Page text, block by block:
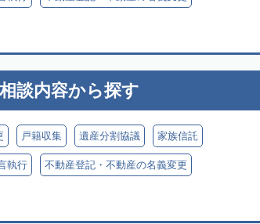
談内容から探す
戸籍収集 遺産分割協議 家族信託
執行 不動産登記・不動産の名義変更